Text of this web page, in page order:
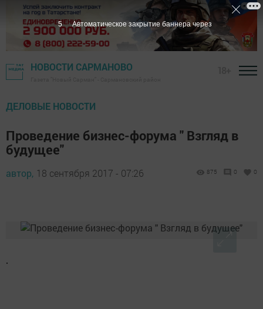
НОВОСТИ САРМАНОВО
ДЕЛОВЫЕ НОВОСТИ
Проведение бизнес-форума " Взгляд в
будущее"
автор, 18 сентября 2017 - 07:26 875 0 0
4 Автоматическое закрытие баннера через